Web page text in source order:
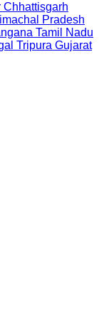
Chhattisgarh
Pradesh
Tamil Nadu
Tripura Gujarat